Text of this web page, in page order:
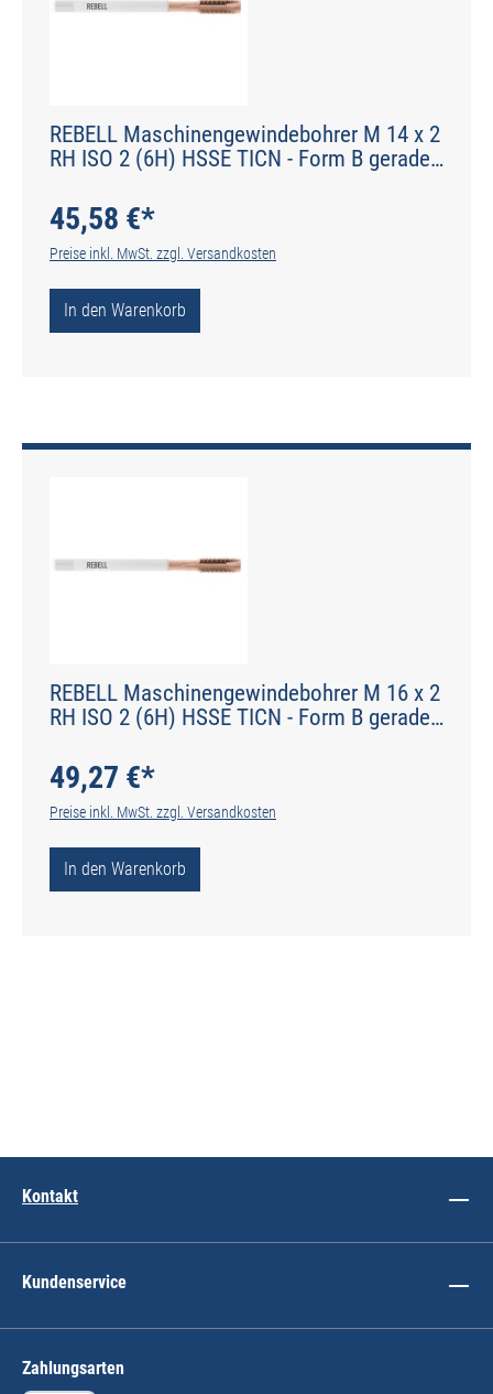
REBELL Maschinengewindebohrer M 14 x 2
RH ISO 2 (6H) HSSE TICN - Form B gerade
45,58 €*
Preise inkl. MwSt. zzgl. Versandkosten
In den Warenkorb
REBELL Maschinengewindebohrer M 16 x 2
RH ISO 2 (6H) HSSE TICN - Form B gerade
49,27 €*
Preise inkl. MwSt. zzgl. Versandkosten
In den Warenkorb
Kontakt
Kundenservice
Zahlungsarten